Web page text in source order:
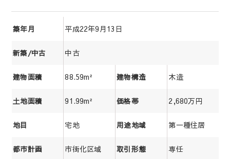
築年月 平成22年9月13日
新築/中古 中古
建物面積 88.59m² 建物構造 木造
土地面積 91.99m² 価格帯 2,680万円
地目 宅地 用途地域 第一種住居
都市計画 市街化区域 取引形態 専任